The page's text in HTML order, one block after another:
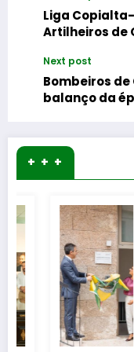
Liga
Artilheiros de
Next post
Bombeiros
balanço da
+ + +